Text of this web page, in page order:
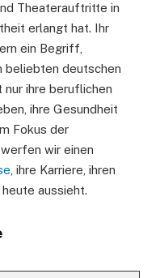
Theaterauftritte in
erlangt hat. Ihr
ein Begriff,
beliebten deutschen
nur ihre beruflichen
ihre Gesundheit
Fokus der
wir einen
, ihre Karriere, ihren
aussieht.